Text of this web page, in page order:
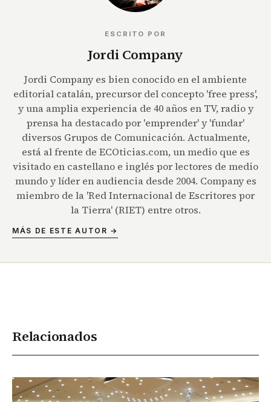
ESCRITO POR
Jordi Company
Jordi Company es bien conocido en el ambiente
editorial catalán, precursor del concepto 'free press',
y una amplia experiencia de 40 años en TV, radio y
prensa ha destacado por 'emprender' y 'fundar'
diversos Grupos de Comunicación. Actualmente,
está al frente de ECOticias.com, un medio que es
visitado en castellano e inglés por lectores de medio
mundo y líder en audiencia desde 2004. Company es
miembro de la 'Red Internacional de Escritores por
la Tierra' (RIET) entre otros.
MÁS DE ESTE AUTOR →
Relacionados